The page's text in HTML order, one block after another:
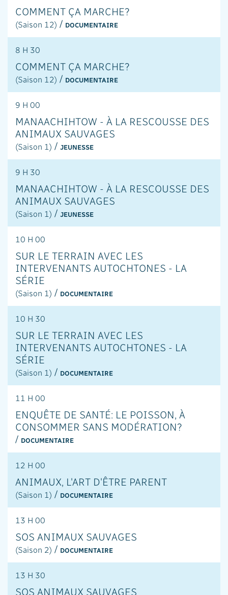
COMMENT ÇA MARCHE?
(Saison 12) / DOCUMENTAIRE
8 H 30
COMMENT ÇA MARCHE?
(Saison 12) / DOCUMENTAIRE
9 H 00
MANAACHIHTOW - À LA RESCOUSSE DES
ANIMAUX SAUVAGES
(Saison 1) / JEUNESSE
9 H 30
MANAACHIHTOW - À LA RESCOUSSE DES
ANIMAUX SAUVAGES
(Saison 1) / JEUNESSE
10 H 00
SUR LE TERRAIN AVEC LES
INTERVENANTS AUTOCHTONES - LA
SÉRIE
(Saison 1) / DOCUMENTAIRE
10 H 30
SUR LE TERRAIN AVEC LES
INTERVENANTS AUTOCHTONES - LA
SÉRIE
(Saison 1) / DOCUMENTAIRE
11 H 00
ENQUÊTE DE SANTÉ: LE POISSON, À
CONSOMMER SANS MODÉRATION?
/ DOCUMENTAIRE
12 H 00
ANIMAUX, L'ART D'ÊTRE PARENT
(Saison 1) / DOCUMENTAIRE
13 H 00
SOS ANIMAUX SAUVAGES
(Saison 2) / DOCUMENTAIRE
13 H 30
SOS ANIMAUX SAUVAGES